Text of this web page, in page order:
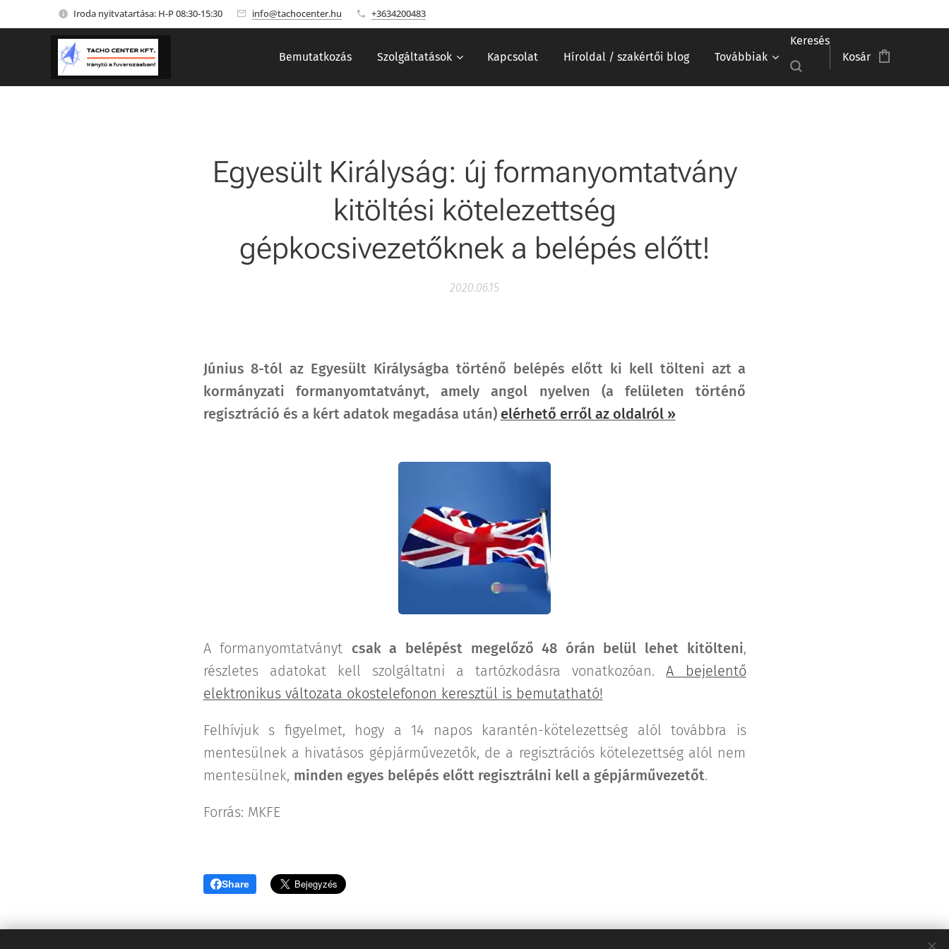
Iroda nyitvatartása: H-P 08:30-15:30 info@tachocenter.hu +3634200483
Bemutatkozás Szolgáltatások Kapcsolat Híroldal / szakértői blog Továbbiak
Keresés
Kosár
Egyesült Királyság: új formanyomtatvány
kitöltési kötelezettség
gépkocsivezetőknek a belépés előtt!
2020.06.15
Június 8-tól az Egyesült Királyságba történő belépés előtt ki kell tölteni azt a
kormányzati formanyomtatványt, amely angol nyelven (a felületen történő
regisztráció és a kért adatok megadása után) elérhető erről az oldalról »
A formanyomtatványt csak a belépést megelőző 48 órán belül lehet kitölteni,
részletes adatokat kell szolgáltatni a tartózkodásra vonatkozóan.A bejelentő
elektronikus változata okostelefonon keresztül is bemutatható!
Felhívjuk s figyelmet, hogy a 14 napos karantén-kötelezettség alól továbbra is
mentesülnek a hivatásos gépjárművezetők, de a regisztrációs kötelezettség alól nem
mentesülnek, minden egyes belépés előtt regisztrálni kell a gépjárművezetőt.
Forrás: MKFE
Share